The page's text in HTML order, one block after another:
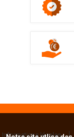
Informations légales